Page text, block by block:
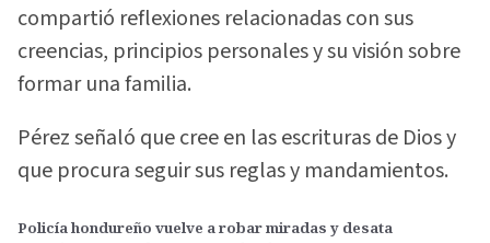
compartió reflexiones relacionadas con sus
creencias, principios personales y su visión sobre
formar una familia.
Pérez señaló que cree en las escrituras de Dios y
que procura seguir sus reglas y mandamientos.
Policía hondureño vuelve a robar miradas y desata